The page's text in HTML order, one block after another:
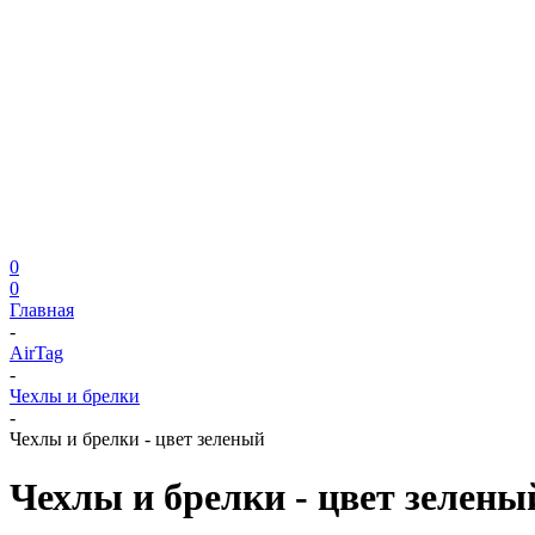
0
0
Главная
-
AirTag
-
Чехлы и брелки
-
Чехлы и брелки - цвет зеленый
Чехлы и брелки - цвет